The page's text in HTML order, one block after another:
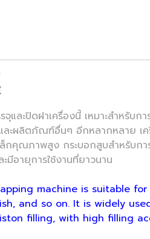
ละปิดฝาเครื่องนี้ เหมาะสำหรับ
และผลิตภัณฑ์อื่นๆ อีกหลากหลาย
กคุณภาพสูง กระบอกสูบสำหรับก
มีอายุการใช้งานที่ยาวนาน
machine is suitable for
and so on. It is widely
filling, with high filling